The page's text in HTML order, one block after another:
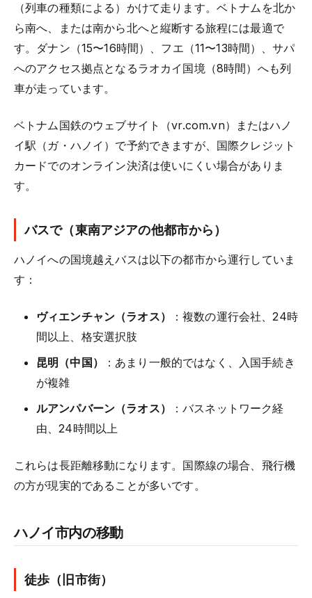
（列車の種類による）かけて走ります。ベトナムを北か
ら南へ、または南から北へと縦断する旅程には最適で
す。ダナン（15〜16時間）、フエ（11〜13時間）、サパ
へのアクセス拠点となるラオカイ国境（8時間）へも列
車が走っています。
ベトナム国鉄のウェブサイト（vr.com.vn）またはハノ
イ駅（ガ・ハノイ）で予約できますが、国際クレジット
カードでのオンライン決済は使いにくい場合がありま
す。
バスで（東南アジアの他都市から）
ハノイへの国境越えバスは以下の都市から運行していま
す：
ヴィエンチャン（ラオス）
：複数の運行会社、24時
間以上、格安選択肢
昆明（中国）
：あまり一般的ではなく、入国手続き
が複雑
ルアンパバーン（ラオス）
：バスネットワーク経
由、24時間以上
これらは長距離移動になります。国際線の場合、飛行機
の方が現実的であることが多いです。
ハノイ市内の移動
徒歩（旧市街）